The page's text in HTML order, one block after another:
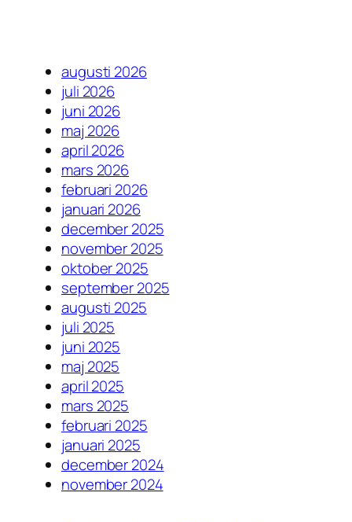
augusti 2026
juli 2026
juni 2026
maj 2026
april 2026
mars 2026
februari 2026
januari 2026
december 2025
november 2025
oktober 2025
september 2025
augusti 2025
juli 2025
juni 2025
maj 2025
april 2025
mars 2025
februari 2025
januari 2025
december 2024
november 2024